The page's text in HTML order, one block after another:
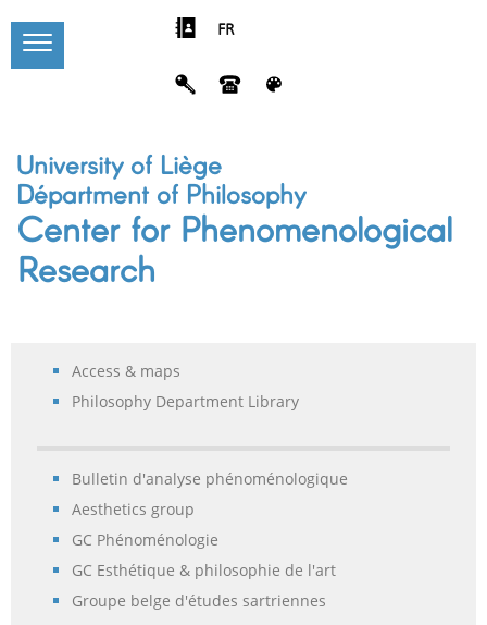
FR
University of Liège
Départment of Philosophy
Center for Phenomenological
Research
Access & maps
Philosophy Department Library
Bulletin d'analyse phénoménologique
Aesthetics group
GC Phénoménologie
GC Esthétique & philosophie de l'art
Groupe belge d'études sartriennes